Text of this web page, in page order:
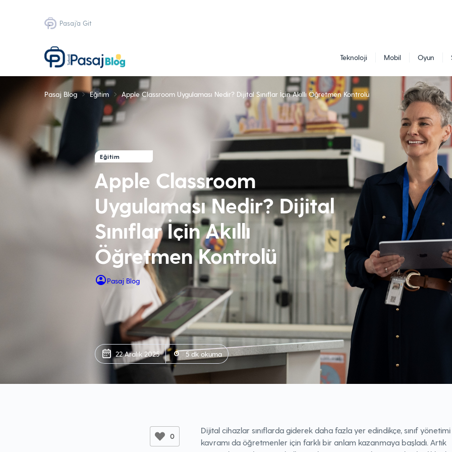
Pasaj'a Git
Teknoloji Mobil Oyun
Pasaj Blog Eğitim Apple Classroom Uygulaması Nedir? Dijital Sınıflar İçin Akıllı Öğretmen Kontrolü
Eğitim
Apple Classroom
Uygulaması Nedir? Dijital
Sınıflar İçin Akıllı
Öğretmen Kontrolü
Pasaj Blog
22 Aralık 2025 5 dk okuma
0
Dijital cihazlar sınıflarda giderek daha fazla yer edindikçe, sınıf yönetimi
kavramı da öğretmenler için farklı bir anlam kazanmaya başladı. Artık